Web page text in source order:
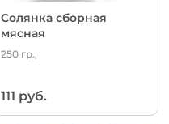
Солянка сборная
мясная
250 гр.,
111 руб.